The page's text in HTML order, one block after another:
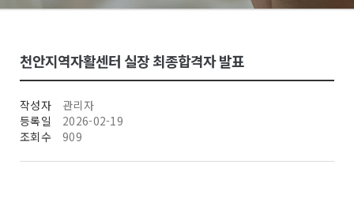
천안지역자활센터 실장 최종합격자 발표
작성자
관리자
등록일
2026-02-19
조회수
909